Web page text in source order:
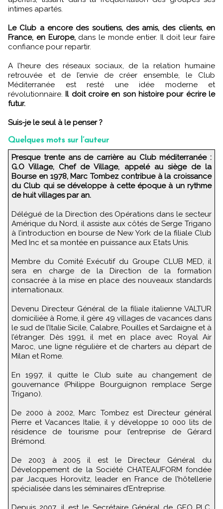
intimes apartés.
Le Club a encore des soutiens, des amis, des clients, en
France, en Europe,dans le monde entier. Il doit leur faire
confiance pour repartir.
A l’heure des réseaux sociaux, de la relation humaine
retrouvée et de l’envie de créer ensemble, le Club
Méditerranée est resté une idée moderne et
révolutionnaire. Il doit croire en son histoire pour écrire le
futur.
Suis-je le seul à le penser ?
Quelques mots sur l’auteur
Presque trente ans de carrière au Club méditerranée :
G.O Village, Chef de Village, appelé au siège de la
Bourse en 1978, Marc Tombez contribue à la croissance
du Club qui se développe à cette époque à un rythme
de huit villages par an.
Délégué de la Direction des Opérations dans le secteur
Amérique du Nord, il assiste aux côtés de Serge Trigano
à l’introduction en bourse de New York de la filiale Club
Med Inc et sa montée en puissance aux Etats Unis.
Membre du Comité Exécutif du Groupe CLUB MED, il
sera en charge de la Direction de la formation
consacrée à la mise en place des nouveaux standards
internationaux.
Devenu Directeur Général de la filiale italienne VALTUR
domiciliée à Rome, il gère 49 villages de vacances dans
le sud de l’Italie Sicile, Calabre, Pouilles et Sardaigne et à
l’étranger. Dès 1991, il met en place avec Royal Air
Maroc, une ligne régulière et de charters au départ de
Milan et Rome.
En 1997, il quitte le Club suite au changement de
gouvernance (Philippe Bourguignon remplace Serge
Trigano).
De 2000 à 2002, Marc Tombez est Directeur général
Pierre et Vacances Italie, il y développe 10 000 lits de
résidence de tourisme pour l’entreprise de Gérard
Brémond.
De 2003 à 2005 il est le Directeur Général du
Développement de la Société CHATEAUFORM fondée
par Jacques Horovitz, leader en France de l’hôtellerie
spécialisée dans les séminaires d’Entreprise.